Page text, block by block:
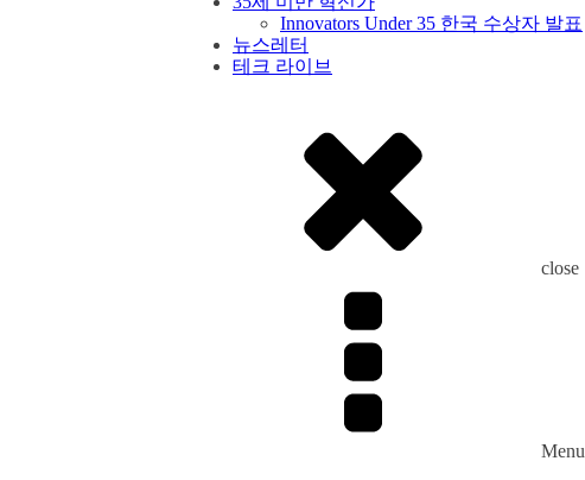
Innovators Under 35 한국 수상자 발표
뉴스레터
테크 라이브
close
Menu